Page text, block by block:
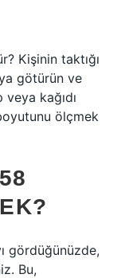
Kişinin taktığı
götürün ve
kağıdı
ölçmek
gördüğünüzde,
Bu,